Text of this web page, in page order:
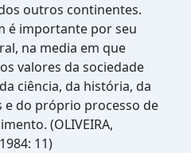
outros continentes.
é importante por seu
na media em que
valores da sociedade
ciência, da história, da
do próprio processo de
(OLIVEIRA,
11)